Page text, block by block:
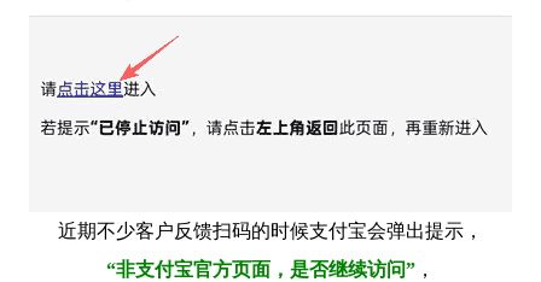
近期不少客户反馈扫码的时候支付宝会弹出提示，
“非支付宝官方页面，是否继续访问” ，